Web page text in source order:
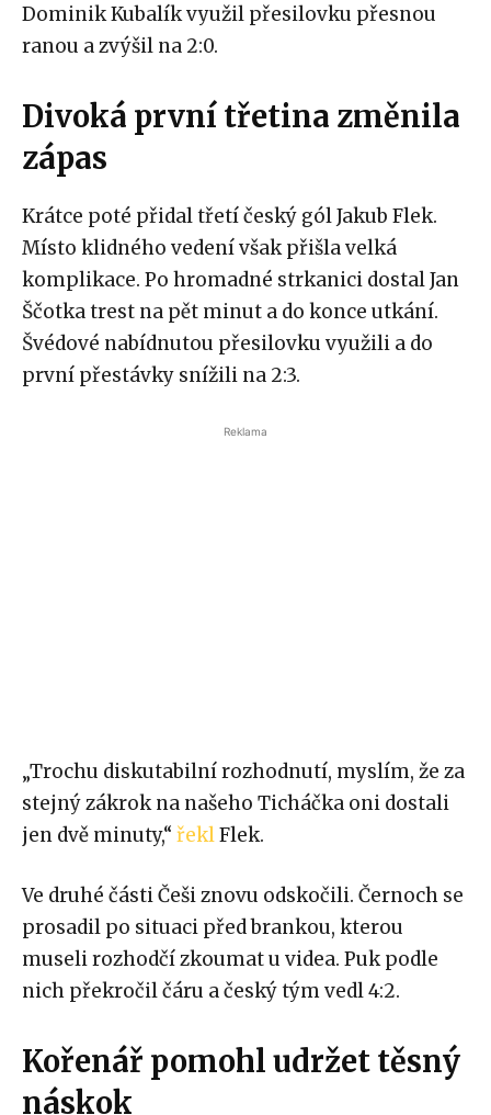
Dominik Kubalík využil přesilovku přesnou
ranou a zvýšil na 2:0.
Divoká první třetina změnila
zápas
Krátce poté přidal třetí český gól Jakub Flek.
Místo klidného vedení však přišla velká
komplikace. Po hromadné strkanici dostal Jan
Ščotka trest na pět minut a do konce utkání.
Švédové nabídnutou přesilovku využili a do
první přestávky snížili na 2:3.
Reklama
„Trochu diskutabilní rozhodnutí, myslím, že za
stejný zákrok na našeho Ticháčka oni dostali
jen dvě minuty,“ řeklFlek.
Ve druhé části Češi znovu odskočili. Černoch se
prosadil po situaci před brankou, kterou
museli rozhodčí zkoumat u videa. Puk podle
nich překročil čáru a český tým vedl 4:2.
Kořenář pomohl udržet těsný
náskok